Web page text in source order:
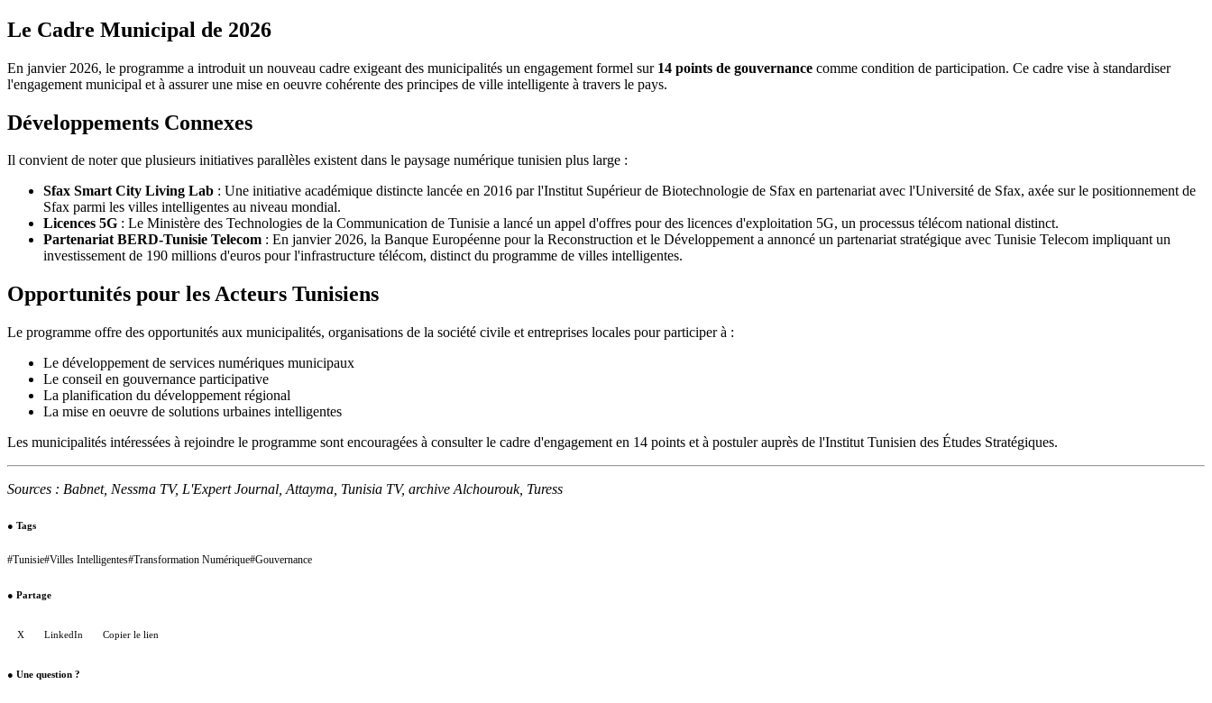
Le Cadre Municipal de 2026
En janvier 2026, le programme a introduit un nouveau cadre exigeant des municipalités un engagement formel sur 14 points de gouvernance comme condition de participation. Ce cadre vise à standardiser
l'engagement municipal et à assurer une mise en oeuvre cohérente des principes de ville intelligente à travers le pays.
Développements Connexes
Il convient de noter que plusieurs initiatives parallèles existent dans le paysage numérique tunisien plus large :
Sfax Smart City Living Lab : Une initiative académique distincte lancée en 2016 par l'Institut Supérieur de Biotechnologie de Sfax en partenariat avec l'Université de Sfax, axée sur le positionnement de
Sfax parmi les villes intelligentes au niveau mondial.
Licences 5G : Le Ministère des Technologies de la Communication de Tunisie a lancé un appel d'offres pour des licences d'exploitation 5G, un processus télécom national distinct.
Partenariat BERD-Tunisie Telecom : En janvier 2026, la Banque Européenne pour la Reconstruction et le Développement a annoncé un partenariat stratégique avec Tunisie Telecom impliquant un
investissement de 190 millions d'euros pour l'infrastructure télécom, distinct du programme de villes intelligentes.
Opportunités pour les Acteurs Tunisiens
Le programme offre des opportunités aux municipalités, organisations de la société civile et entreprises locales pour participer à :
Le développement de services numériques municipaux
Le conseil en gouvernance participative
La planification du développement régional
La mise en oeuvre de solutions urbaines intelligentes
Les municipalités intéressées à rejoindre le programme sont encouragées à consulter le cadre d'engagement en 14 points et à postuler auprès de l'Institut Tunisien des Études Stratégiques.
Sources : Babnet, Nessma TV, L'Expert Journal, Attayma, Tunisia TV, archive Alchourouk, Turess
● Tags
#Tunisie#Villes Intelligentes#Transformation Numérique#Gouvernance
● Partage
X LinkedIn Copier le lien
● Une question ?